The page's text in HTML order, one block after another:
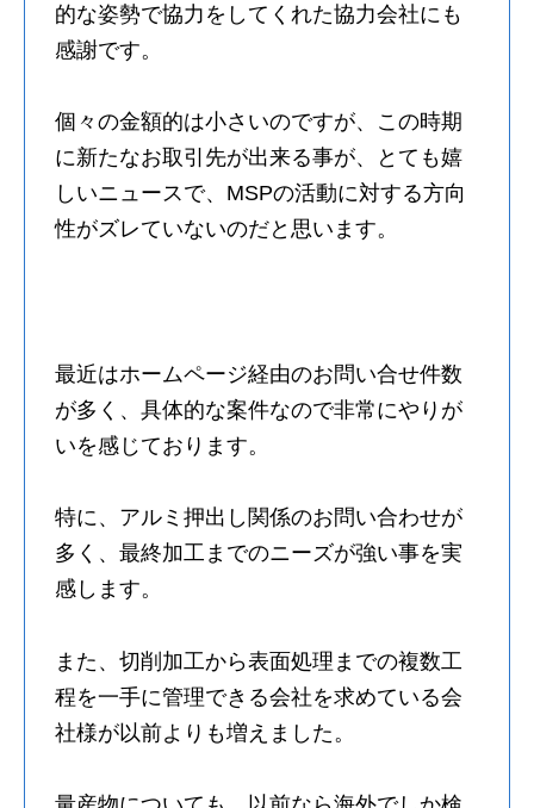
的な姿勢で協力をしてくれた協力会社にも
感謝です。
個々の金額的は小さいのですが、この時期
に新たなお取引先が出来る事が、とても嬉
しいニュースで、MSPの活動に対する方向
性がズレていないのだと思います。
最近はホームページ経由のお問い合せ件数
が多く、具体的な案件なので非常にやりが
いを感じております。
特に、アルミ押出し関係のお問い合わせが
多く、最終加工までのニーズが強い事を実
感します。
また、切削加工から表面処理までの複数工
程を一手に管理できる会社を求めている会
社様が以前よりも増えました。